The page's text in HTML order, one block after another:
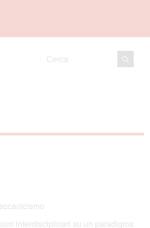
interdisciplinari su un paradigma